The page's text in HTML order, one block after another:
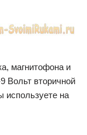
магнитофона и
Вольт вторичной
используете на